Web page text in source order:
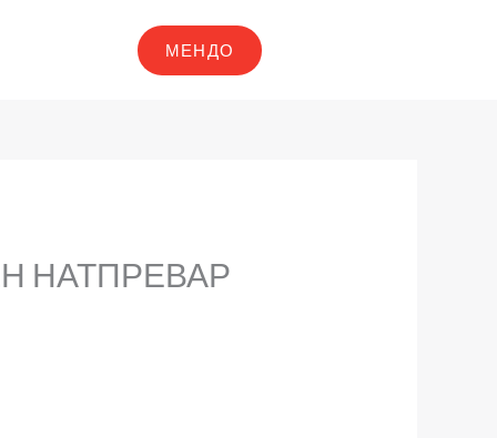
МЕНДО
НАТПРЕВАР